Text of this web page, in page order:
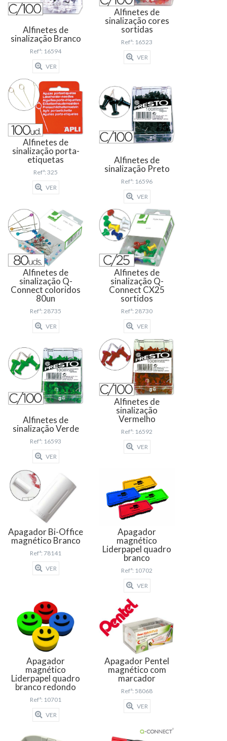
Alfinetes de
sinalização Branco
Refª: 16594
VER
Alfinetes de
sinalização cores
sortidas
Refª: 16523
VER
Alfinetes de
sinalização porta-
etiquetas
Refª: 325
VER
Alfinetes de
sinalização Preto
Refª: 16596
VER
Alfinetes de
sinalização Q-
Connect coloridos
80un
Refª: 28735
VER
Alfinetes de
sinalização Q-
Connect CX25
sortidos
Refª: 28730
VER
Alfinetes de
sinalização Verde
Refª: 16593
VER
Alfinetes de
sinalização
Vermelho
Refª: 16592
VER
Apagador Bi-Office
magnético Branco
Refª: 78141
VER
Apagador
magnético
Liderpapel quadro
branco
Refª: 10702
VER
Apagador
magnético
Liderpapel quadro
branco redondo
Refª: 10701
VER
Apagador Pentel
magnético com
marcador
Refª: 58068
VER